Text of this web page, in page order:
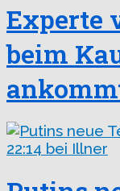
Experte
beim